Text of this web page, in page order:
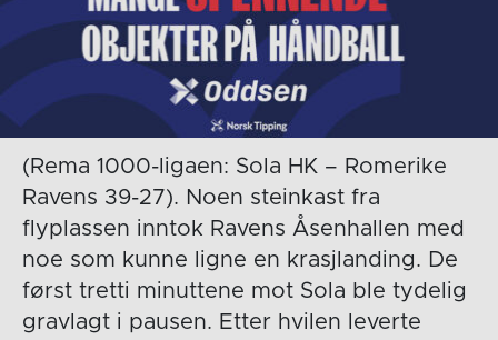
(Rema 1000-ligaen: Sola HK – Romerike
Ravens 39-27). Noen steinkast fra
flyplassen inntok Ravens Åsenhallen med
noe som kunne ligne en krasjlanding. De
først tretti minuttene mot Sola ble tydelig
gravlagt i pausen. Etter hvilen leverte